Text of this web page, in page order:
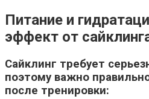
Питание и
эффект от
Сайклинг требует
поэтому важно
после тренировки: